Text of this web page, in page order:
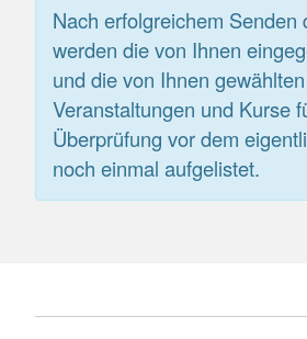
Nach erfolgreichem Senden
werden die von Ihnen
und die von Ihnen gewählten
Veranstaltungen und Kurse
Überprüfung vor dem
noch einmal aufgelistet.